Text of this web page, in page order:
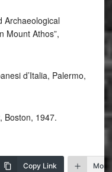
Archaeological
Mount Athos”,
d’Italia, Palermo,
Boston, 1947.
Copy Link More